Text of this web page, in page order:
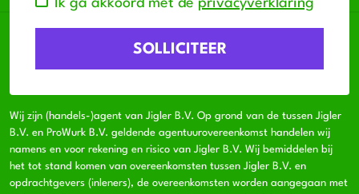
Ik ga akkoord met de privacyverklaring
Wij zijn (handels-)agent van Jigler B.V. Op grond van de tussen Jigler
B.V. en ProWurk B.V. geldende agentuurovereenkomst handelen wij
namens en voor rekening en risico van Jigler B.V. Wij bemiddelen bij
het tot stand komen van overeenkomsten tussen Jigler B.V. en
opdrachtgevers (inleners), de overeenkomsten worden aangegaan met